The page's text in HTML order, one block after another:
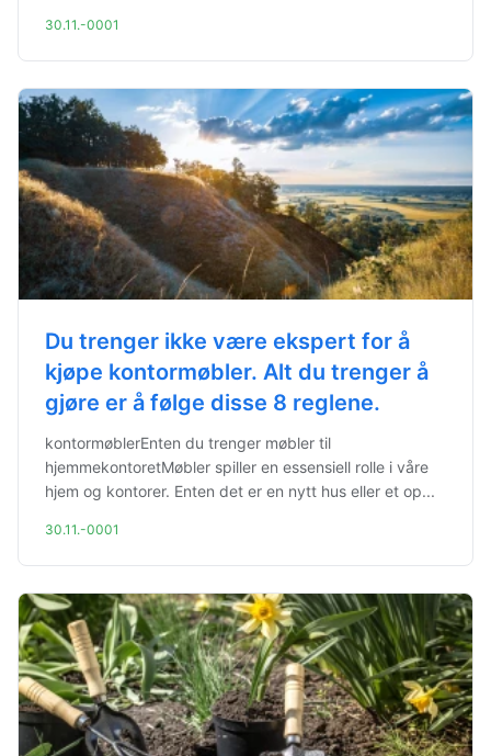
30.11.-0001
Du trenger ikke være ekspert for å
kjøpe kontormøbler. Alt du trenger å
gjøre er å følge disse 8 reglene.
kontormøblerEnten du trenger møbler til
hjemmekontoretMøbler spiller en essensiell rolle i våre
hjem og kontorer. Enten det er en nytt hus eller et op...
30.11.-0001